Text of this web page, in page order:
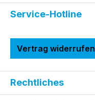
Service-Hotline
Vertrag widerrufen
Rechtliches